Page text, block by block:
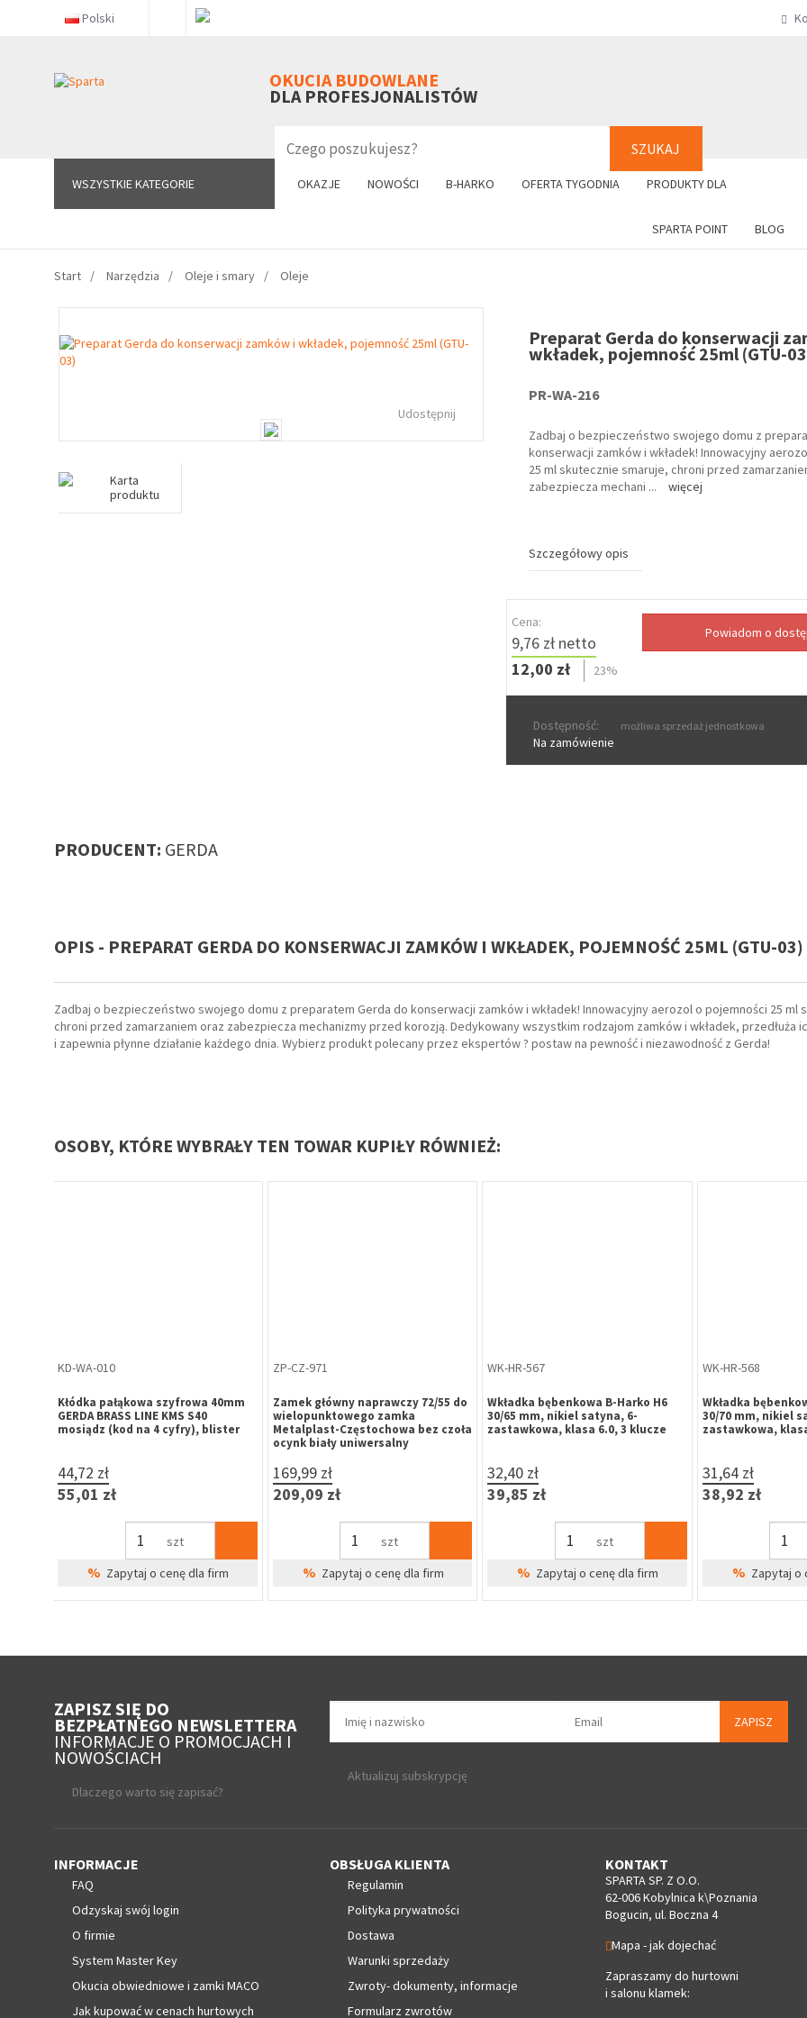
Polski
OKUCIA BUDOWLANE
DLA PROFESJONALISTÓW
SZUKAJ
WSZYSTKIE KATEGORIE OKAZJE NOWOŚCI B-HARKO OFERTA TYGODNIA PRODUKTY DLA
SPARTA POINT BLOG
WSZYSTKIE KATEGORIE +48 61
Start Narzędzia Oleje i smary Oleje
Udostępnij
Karta
produktu
Preparat Gerda do konserwacji
wkładek, pojemność 25ml (GTU-
PR-WA-216
Zadbaj o bezpieczeństwo swojego domu z
konserwacji zamków i wkładek! Innowacyjny
25 ml skutecznie smaruje, chroni przed
zabezpiecza mechani ... więcej
Szczegółowy opis
Cena:
9,76 zł netto
12,00 zł
23%
Dostępność:
Na zamówienie
możliwa sprzedaż jednostkowa
PRODUCENT: GERDA
OPIS - PREPARAT GERDA DO KONSERWACJI ZAMKÓW I WKŁADEK, POJEMNOŚĆ 25ML (GTU-03)
Zadbaj o bezpieczeństwo swojego domu z preparatem Gerda do konserwacji zamków i wkładek! Innowacyjny aerozol o pojemności 25 ml
chroni przed zamarzaniem oraz zabezpiecza mechanizmy przed korozją. Dedykowany wszystkim rodzajom zamków i wkładek, przedłuża
i zapewnia płynne działanie każdego dnia. Wybierz produkt polecany przez ekspertów ? postaw na pewność i niezawodność z Gerda!
OSOBY, KTÓRE WYBRAŁY TEN TOWAR KUPIŁY RÓWNIEŻ:
OD-KU-016
Odbojnik samoprzylepny fi 60 mm,
biały
2,50 zł
3,08 zł
szt
% Zapytaj o cenę dla firm
OD-KU-018
Odbojnik samoprzylepny fi 60 mm,
szary
2,50 zł
3,08 zł
szt
% Zapytaj o cenę dla firm
ZP-HA-025
Zamek dodatkowy D101 do drzwi
chińskich chrom grubość drzwi 35-
50mm
52,11 zł
64,10 zł
szt
% Zapytaj o cenę dla firm
WK-HR-499
Wkładka
30/30 mm,
klasa 6.0, 5 kluczy
21,72 zł
26,72 zł
% Zapytaj o
ZAPISZ SIĘ DO
BEZPŁATNEGO NEWSLETTERA
INFORMACJE O PROMOCJACH I
NOWOŚCIACH
Dlaczego warto się zapisać?
ZAPISZ
Aktualizuj subskrypcję
INFORMACJE
FAQ
Odzyskaj swój login
O firmie
System Master Key
Okucia obwiedniowe i zamki MACO
Jak kupować w cenach hurtowych
OBSŁUGA KLIENTA
Regulamin
Polityka prywatności
Dostawa
Warunki sprzedaży
Zwroty- dokumenty, informacje
Formularz zwrotów
KONTAKT
SPARTA SP. Z O.O.
62-006 Kobylnica k\Poznania
Bogucin, ul. Boczna 4
Mapa - jak dojechać
Zapraszamy do hurtowni
i salonu klamek: